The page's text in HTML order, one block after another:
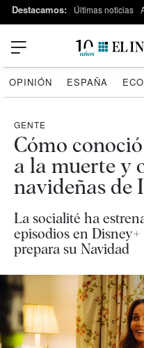
Destacamos: Últimas noticias
OPINIÓN ESPAÑA
GENTE
Cómo
a la muerte y
navideñas de
La socialité ha
episodios en
prepara su Navidad